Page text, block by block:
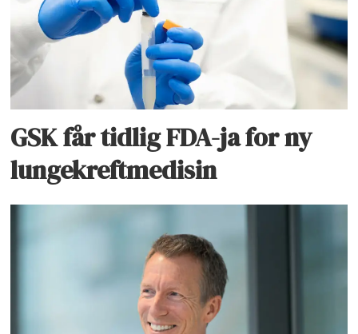
GSK får tidlig FDA-ja for ny
lungekreftmedisin